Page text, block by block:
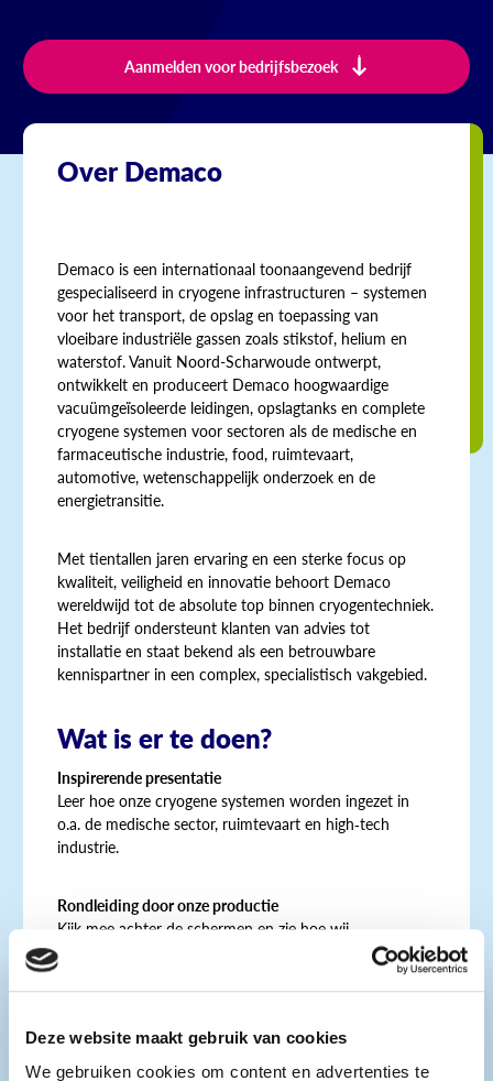
Deze website maakt gebruik van cookies
We gebruiken cookies om content en advertenties te
Aanmelden voor bedrijfsbezoek
Over Demaco
Demaco is een internationaal toonaangevend bedrijf
gespecialiseerd in cryogene infrastructuren – systemen
voor het transport, de opslag en toepassing van
vloeibare industriële gassen zoals stikstof, helium en
waterstof. Vanuit Noord-Scharwoude ontwerpt,
ontwikkelt en produceert Demaco hoogwaardige
vacuümgeïsoleerde leidingen, opslagtanks en complete
cryogene systemen voor sectoren als de medische en
farmaceutische industrie, food, ruimtevaart,
automotive, wetenschappelijk onderzoek en de
energietransitie.
Met tientallen jaren ervaring en een sterke focus op
kwaliteit, veiligheid en innovatie behoort Demaco
wereldwijd tot de absolute top binnen cryogentechniek.
Het bedrijf ondersteunt klanten van advies tot
installatie en staat bekend als een betrouwbare
kennispartner in een complex, specialistisch vakgebied.
Wat is er te doen?
Inspirerende presentatie
Leer hoe onze cryogene systemen worden ingezet in
o.a. de medische sector, ruimtevaart en high‑tech
industrie.
Rondleiding door onze productie
Kijk mee achter de schermen en zie hoe wij
vacuümgeïsoleerde leidingen en cryogene
infrastructuren bouwen.
Coole (letterlijk!) proefjes